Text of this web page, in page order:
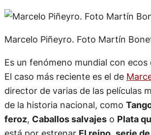
Marcelo Piñeyro. Foto Martín
Es un fenómeno mundial con ecos
El caso más reciente es el de
director de varias de las películas
de la historia nacional, comoTango
feroz ,Caballos salvajesoPlata
está por estrenarEl reino, serie
capítulos, este viernes 13, en